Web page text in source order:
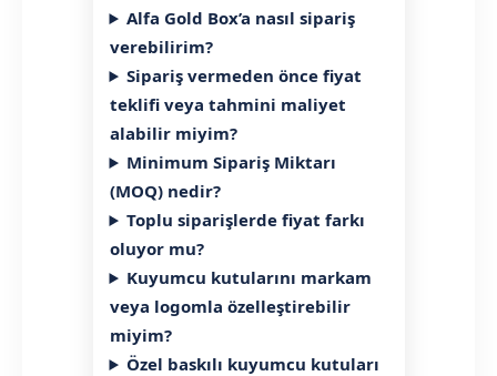
Alfa Gold Box’a nasıl sipariş
verebilirim?
Sipariş vermeden önce fiyat
teklifi veya tahmini maliyet
alabilir miyim?
Minimum Sipariş Miktarı
(MOQ) nedir?
Toplu siparişlerde fiyat farkı
oluyor mu?
Kuyumcu kutularını markam
veya logomla özelleştirebilir
miyim?
Özel baskılı kuyumcu kutuları